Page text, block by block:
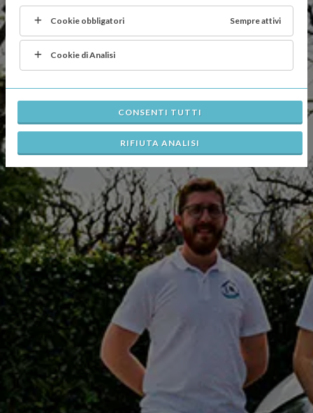
Cookie obbligatori Sempre attivi
Cookie di Analisi
CONSENTI TUTTI
RIFIUTA ANALISI